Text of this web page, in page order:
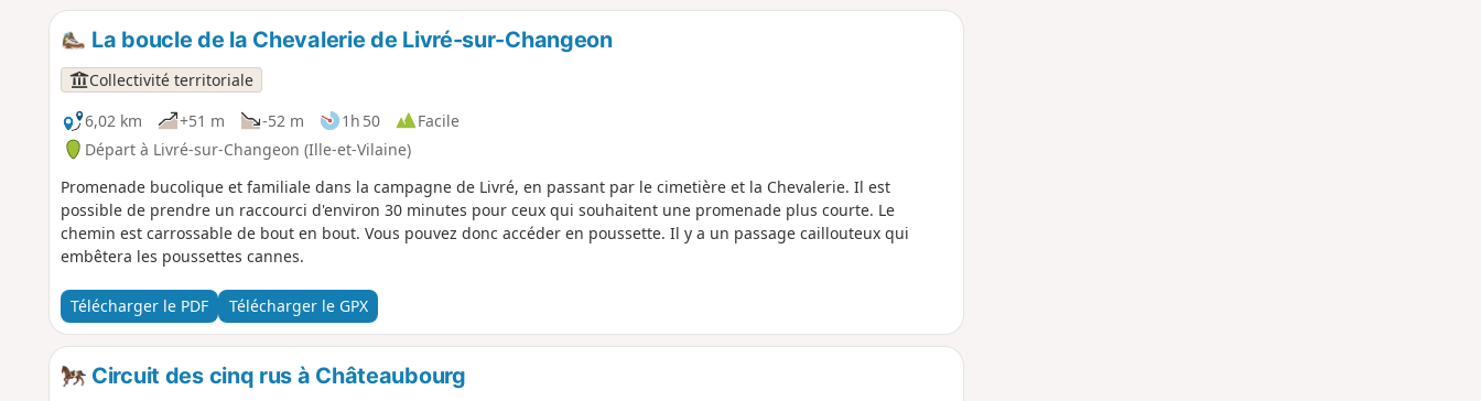
La boucle de la Chevalerie de Livré-sur-Changeon
Collectivité territoriale
6,02 km
+51 m -52 m 1h 50
Facile
Départ à Livré-sur-Changeon (Ille-et-Vilaine)
Promenade bucolique et familiale dans la campagne de Livré, en passant par le cimetière et la Chevalerie. Il est
possible de prendre un raccourci d'environ 30 minutes pour ceux qui souhaitent une promenade plus courte. Le
chemin est carrossable de bout en bout. Vous pouvez donc accéder en poussette. Il y a un passage caillouteux qui
embêtera les poussettes cannes.
Télécharger le PDF Télécharger le GPX
Circuit des cinq rus à Châteaubourg